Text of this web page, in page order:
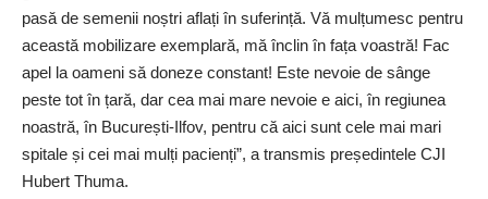
pasă de semenii noștri aflați în suferință. Vă mulțumesc pentru
această mobilizare exemplară, mă înclin în fața voastră! Fac
apel la oameni să doneze constant! Este nevoie de sânge
peste tot în țară, dar cea mai mare nevoie e aici, în regiunea
noastră, în București-Ilfov, pentru că aici sunt cele mai mari
spitale și cei mai mulți pacienți”, a transmis președintele CJI
Hubert Thuma.